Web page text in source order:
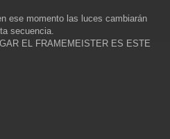
ese momento las luces cambiarán
secuencia.
EL FRAMEMEISTER ES ESTE